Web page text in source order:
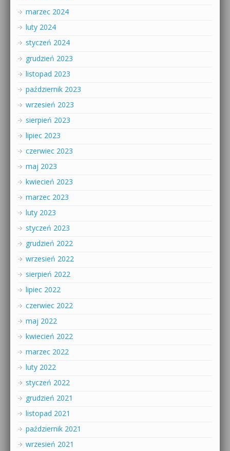
marzec 2024
luty 2024
styczeń 2024
grudzień 2023
listopad 2023
październik 2023
wrzesień 2023
sierpień 2023
lipiec 2023
czerwiec 2023
maj 2023
kwiecień 2023
marzec 2023
luty 2023
styczeń 2023
grudzień 2022
wrzesień 2022
sierpień 2022
lipiec 2022
czerwiec 2022
maj 2022
kwiecień 2022
marzec 2022
luty 2022
styczeń 2022
grudzień 2021
listopad 2021
październik 2021
wrzesień 2021